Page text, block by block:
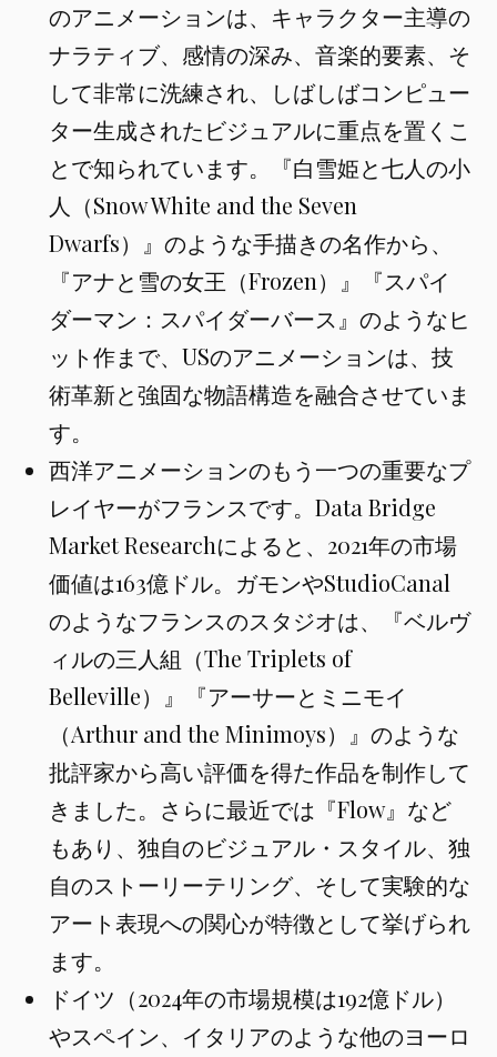
のアニメーションは、キャラクター主導の
ナラティブ、感情の深み、音楽的要素、そ
して非常に洗練され、しばしばコンピュー
ター生成されたビジュアルに重点を置くこ
とで知られています。『白雪姫と七人の小
人（Snow White and the Seven
Dwarfs）』のような手描きの名作から、
『アナと雪の女王（Frozen）』『スパイ
ダーマン：スパイダーバース』のようなヒ
ット作まで、USのアニメーションは、技
術革新と強固な物語構造を融合させていま
す。
西洋アニメーションのもう一つの重要なプ
レイヤーがフランスです。Data Bridge
Market Researchによると、2021年の市場
価値は163億ドル。ガモンやStudioCanal
のようなフランスのスタジオは、『ベルヴ
ィルの三人組（The Triplets of
Belleville）』『アーサーとミニモイ
（Arthur and the Minimoys）』のような
批評家から高い評価を得た作品を制作して
きました。さらに最近では『Flow』など
もあり、独自のビジュアル・スタイル、独
自のストーリーテリング、そして実験的な
アート表現への関心が特徴として挙げられ
ます。
ドイツ（2024年の市場規模は192億ドル）
やスペイン、イタリアのような他のヨーロ